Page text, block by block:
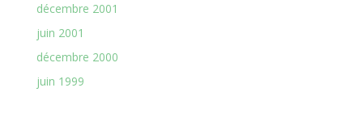
décembre 2001
juin 2001
décembre 2000
juin 1999